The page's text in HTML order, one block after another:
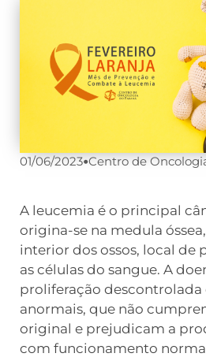
01/06/2023•Centro de
A leucemia é o principal
origina-se na medula
interior dos ossos, local de
as células do sangue. A
proliferação descontrolada
anormais, que não
original e prejudicam a
com funcionamento